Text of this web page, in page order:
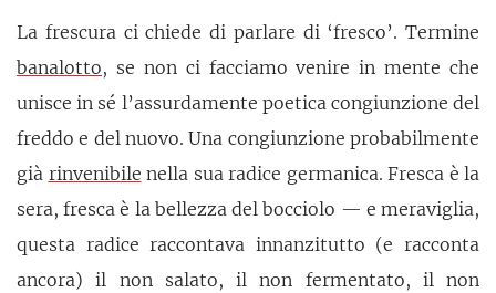
La frescura ci chiede di parlare di ‘fresco’. Termine
banalotto, se non ci facciamo venire in mente che
unisce in sé l’assurdamente poetica congiunzione del
freddo e del nuovo. Una congiunzione probabilmente
già rinvenibile nella sua radice germanica. Fresca è la
sera, fresca è la bellezza del bocciolo — e meraviglia,
questa radice raccontava innanzitutto (e racconta
ancora) il non salato, il non fermentato, il non